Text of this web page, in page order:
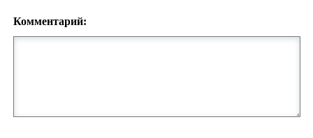
Комментарий: